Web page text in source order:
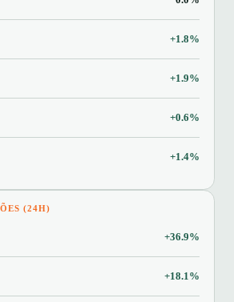
+1.8%
+1.9%
+0.6%
+1.4%
(24H)
+36.9%
+18.1%